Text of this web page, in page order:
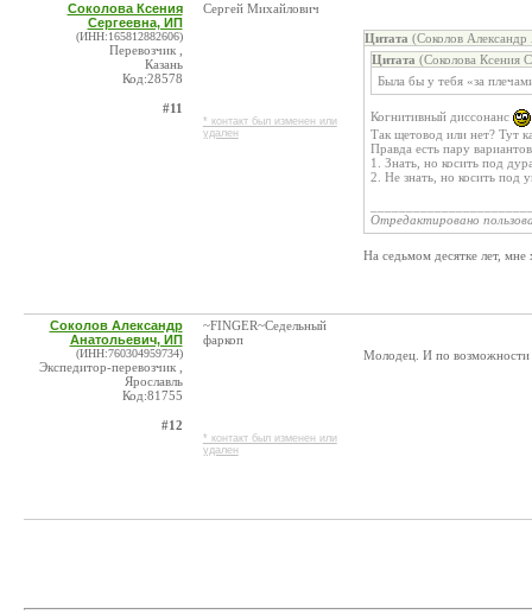
Соколова Ксения
Сергеевна, ИП
(ИНН:165812882606)
Перевозчик ,
Казань
Код:28578
#11
Сергей Михайлович
* контакт был изменен или
удален
Цитата (Соколов
Цитата (Соколова Ксения
Была бы у тебя «за
Когнитивный диссонанс
Так щетовод или нет? Тут
Правда есть пару
1. Знать, но косить под
2. Не знать, но косить под
Отредактировано
На седьмом десятке лет,
Соколов Александр
Анатольевич, ИП
(ИНН:760304959734)
Экспедитор-перевозчик ,
Ярославль
Код:81755
#12
~FINGER~Седельный
фаркоп
* контакт был изменен или
удален
Молодец. И по